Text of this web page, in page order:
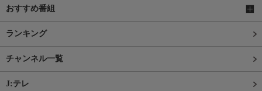
おすすめ番組
ランキング
チャンネル一覧
J:テレ